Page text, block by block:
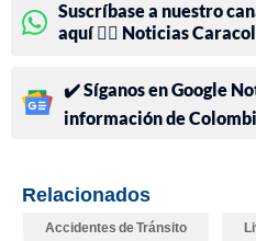
Suscríbase a nuestro
aquí 👉🏻 Noticias Caracol
✔️ Síganos en Google
información de
Relacionados
Accidentes de Tránsito